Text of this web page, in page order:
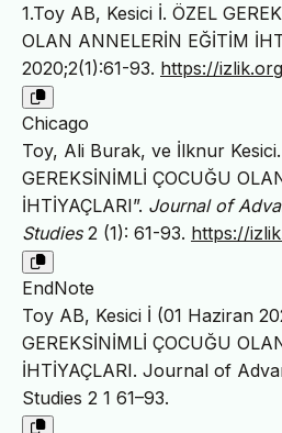
1.Toy AB, Kesici İ. ÖZEL
OLAN ANNELERİN EĞİTİM
2020;2(1):61-93. https://
Chicago
Toy, Ali Burak, ve İlknur
GEREKSİNİMLİ ÇOCUĞU
İHTİYAÇLARI”. Journal of
Studies2 (1): 61-93. https://
EndNote
Toy AB, Kesici İ (01 Haziran
GEREKSİNİMLİ ÇOCUĞU
İHTİYAÇLARI. Journal of
Studies 2 1 61–93.